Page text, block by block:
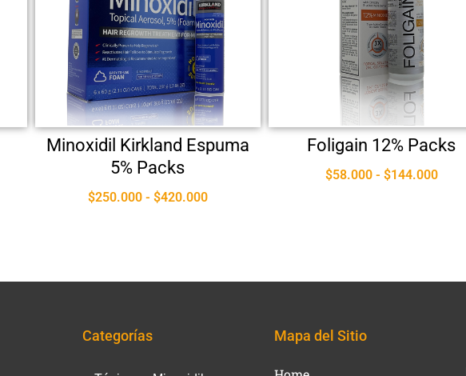
Minoxidil Kirkland Espuma
5% Packs
$250.000 - $420.000
Foligain 12% Packs
$58.000 - $144.000
Categorías Mapa del Sitio